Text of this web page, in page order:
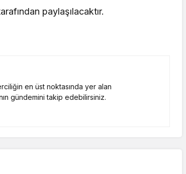
paylaşılacaktır.
en üst noktasında yer alan
gündemini takip edebilirsiniz.